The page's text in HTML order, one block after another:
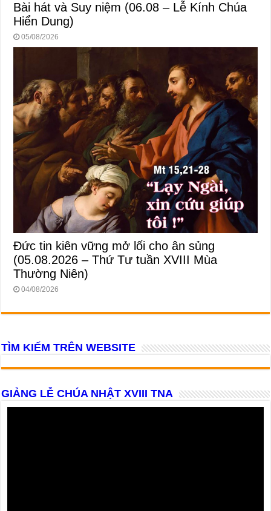
Bài hát và Suy niệm (06.08 – Lễ Kính Chúa
Hiển Dung)
05/08/2026
Đức tin kiên vững mở lối cho ân sủng
(05.08.2026 – Thứ Tư tuần XVIII Mùa
Thường Niên)
04/08/2026
TÌM KIẾM TRÊN WEBSITE
GIẢNG LỄ CHÚA NHẬT XVIII TNA